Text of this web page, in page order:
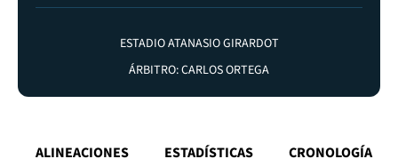
ESTADIO ATANASIO GIRARDOT
ÁRBITRO: CARLOS ORTEGA
ALINEACIONES ESTADÍSTICAS CRONOLOGÍA